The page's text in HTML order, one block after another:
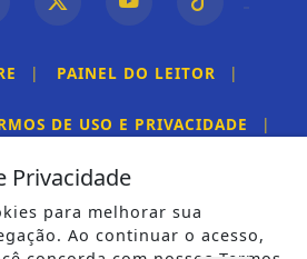
| PAINEL DO LEITOR |
DE USO E PRIVACIDADE |
| CONTATO
Privacidade
para melhorar sua
Ao continuar o acesso,